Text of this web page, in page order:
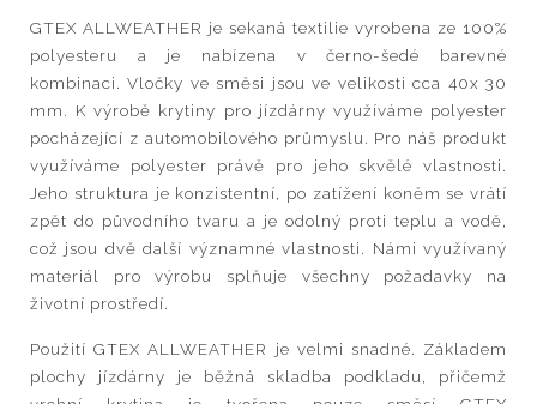
GTEX ALLWEATHER je sekaná textilie vyrobena ze 100%
polyesteru a je nabízena v černo-šedé barevné
kombinaci. Vločky ve směsi jsou ve velikosti cca 40x 30
mm. K výrobě krytiny pro jízdárny využíváme polyester
pocházející z automobilového průmyslu. Pro náš produkt
využíváme polyester právě pro jeho skvělé vlastnosti.
Jeho struktura je konzistentní, po zatížení koněm se vrátí
zpět do původního tvaru a je odolný proti teplu a vodě,
což jsou dvě další významné vlastnosti. Námi využívaný
materiál pro výrobu splňuje všechny požadavky na
životní prostředí.
Použití GTEX ALLWEATHER je velmi snadné. Základem
plochy jízdárny je běžná skladba podkladu, přičemž